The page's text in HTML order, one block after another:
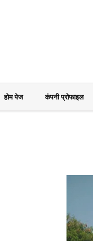
होम पेज कंपनी प्रोफाइल